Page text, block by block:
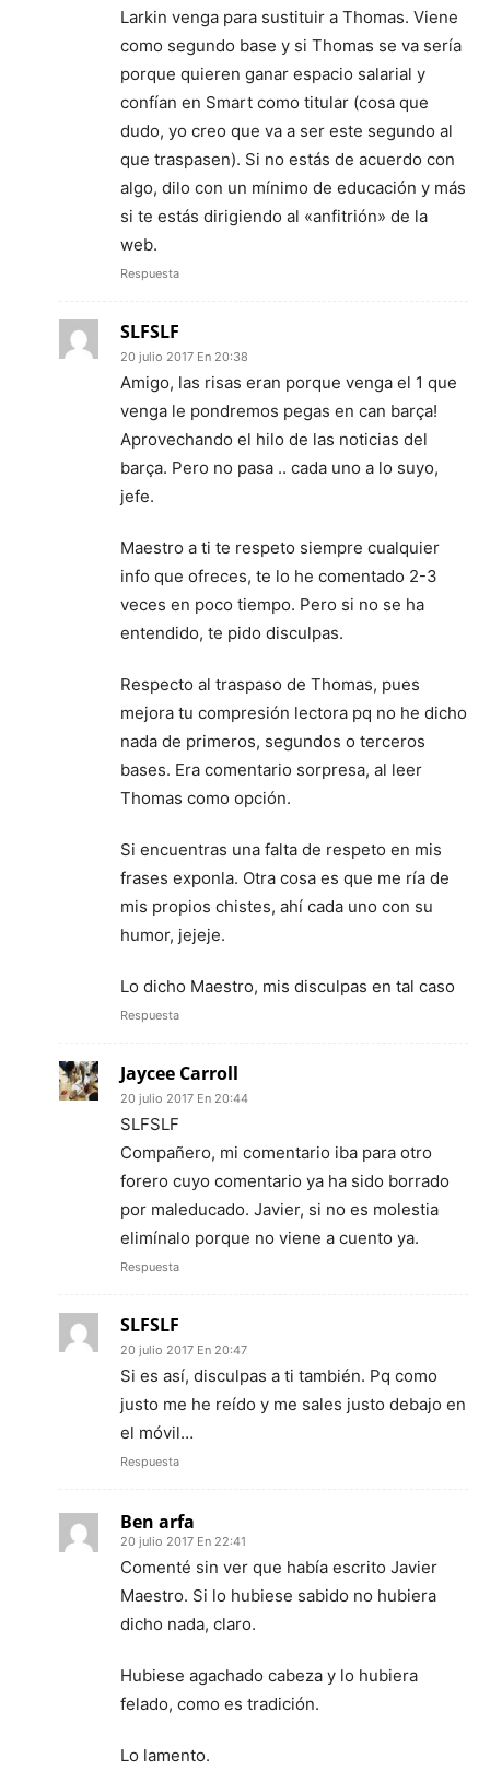
Larkin venga para sustituir a Thomas. Viene
como segundo base y si Thomas se va sería
porque quieren ganar espacio salarial y
confían en Smart como titular (cosa que
dudo, yo creo que va a ser este segundo al
que traspasen). Si no estás de acuerdo con
algo, dilo con un mínimo de educación y más
si te estás dirigiendo al «anfitrión» de la
web.
Respuesta
SLFSLF
20 julio 2017 En 20:38
Amigo, las risas eran porque venga el 1 que
venga le pondremos pegas en can barça!
Aprovechando el hilo de las noticias del
barça. Pero no pasa .. cada uno a lo suyo,
jefe.
Maestro a ti te respeto siempre cualquier
info que ofreces, te lo he comentado 2-3
veces en poco tiempo. Pero si no se ha
entendido, te pido disculpas.
Respecto al traspaso de Thomas, pues
mejora tu compresión lectora pq no he dicho
nada de primeros, segundos o terceros
bases. Era comentario sorpresa, al leer
Thomas como opción.
Si encuentras una falta de respeto en mis
frases exponla. Otra cosa es que me ría de
mis propios chistes, ahí cada uno con su
humor, jejeje.
Lo dicho Maestro, mis disculpas en tal caso
Respuesta
Jaycee Carroll
20 julio 2017 En 20:44
SLFSLF
Compañero, mi comentario iba para otro
forero cuyo comentario ya ha sido borrado
por maleducado. Javier, si no es molestia
elimínalo porque no viene a cuento ya.
Respuesta
SLFSLF
20 julio 2017 En 20:47
Si es así, disculpas a ti también. Pq como
justo me he reído y me sales justo debajo en
el móvil…
Respuesta
Ben arfa
20 julio 2017 En 22:41
Comenté sin ver que había escrito Javier
Maestro. Si lo hubiese sabido no hubiera
dicho nada, claro.
Hubiese agachado cabeza y lo hubiera
felado, como es tradición.
Lo lamento.